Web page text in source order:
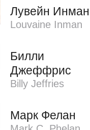
Лувейн Инман
Louvaine Inman
Билли
Джеффрис
Billy Jeffries
Марк Фелан